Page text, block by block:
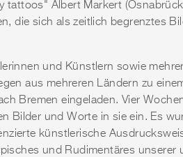
tattoos" Albert Markert
die sich als zeitlich begrenztes
und Künstlern sowie
aus mehreren Ländern zu
Bremen eingeladen. Vier
Bilder und Worte in sie ein. Es
künstlerische
und Rudimentäres unserer